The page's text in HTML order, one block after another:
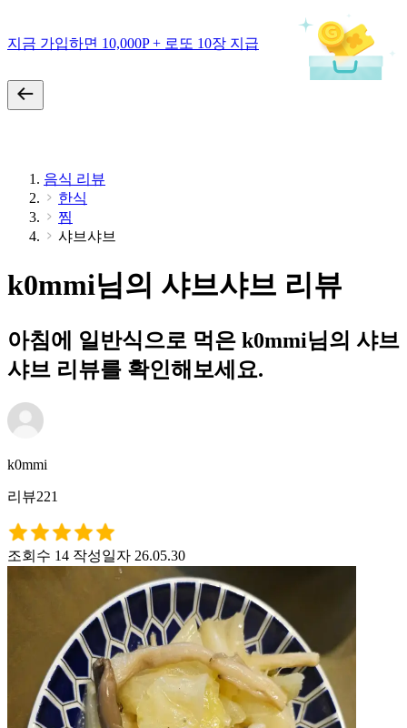
지금 가입하면 10,000P + 로또 10장 지급
음식 리뷰
한식
찜
샤브샤브
k0mmi님의 샤브샤브 리뷰
아침에 일반식으로 먹은 k0mmi님의 샤브
샤브 리뷰를 확인해보세요.
k0mmi
리뷰221
조회수 14 작성일자 26.05.30